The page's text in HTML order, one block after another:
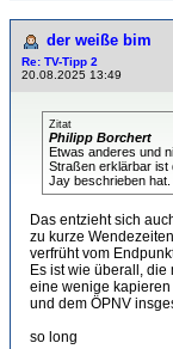
der weiße bim
Re: TV-Tipp 2
20.08.2025 13:49
Zitat
Philipp Borchert
Etwas anderes und
Straßen erklärbar ist
Jay beschrieben hat.
Das entzieht sich
zu kurze
verfrüht vom
Es ist wie überall,
eine wenige
und dem ÖPNV
so long